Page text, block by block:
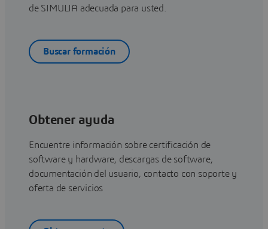
de SIMULIA adecuada para usted.
Buscar formación
Obtener ayuda
Encuentre información sobre certificación de
software y hardware, descargas de software,
documentación del usuario, contacto con soporte y
oferta de servicios